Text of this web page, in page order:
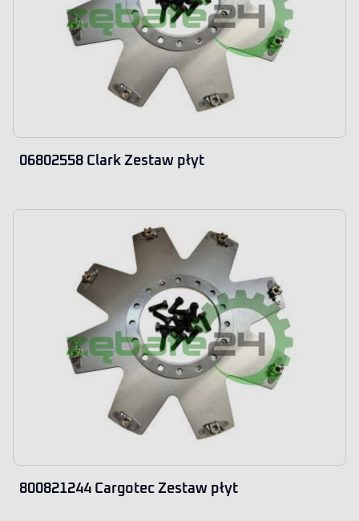
06802558 Clark Zestaw płyt
800821244 Cargotec Zestaw płyt